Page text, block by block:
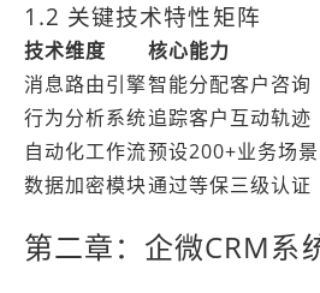
1.2 关键技术特性矩阵
技术维度 核心能力
消息路由引擎智能分配客户咨询
行为分析系统追踪客户互动轨迹
自动化工作流预设200+业务场
数据加密模块通过等保三级认证
第二章：企微CRM系